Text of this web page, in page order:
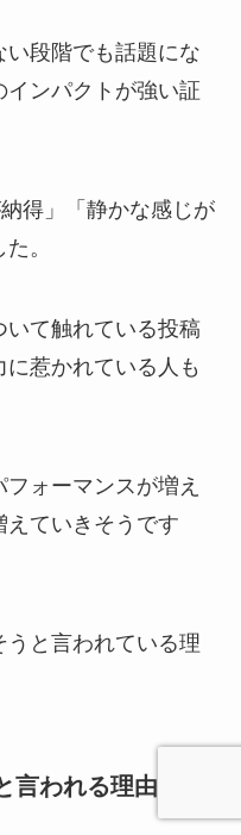
い段階でも話題にな
インパクトが強い証
得」「静かな感じが
。
て触れている投稿
惹かれている人も
ォーマンスが増え
えていきそうです
と言われている理
言われる理由